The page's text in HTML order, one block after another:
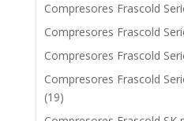
Compresores Frascold
Compresores Frascold
Compresores Frascold
Compresores Frascold
(19)